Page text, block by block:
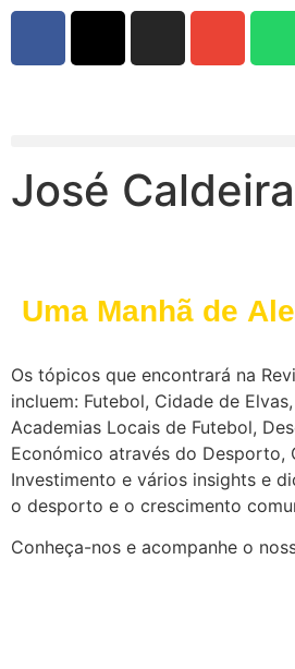
José Caldeira
Uma Manhã de
Os tópicos que encontrará na
incluem: Futebol, Cidade de
Academias Locais de Futebol,
Económico através do Desporto,
Investimento e vários insights e
o desporto e o crescimento
Conheça-nos e acompanhe o